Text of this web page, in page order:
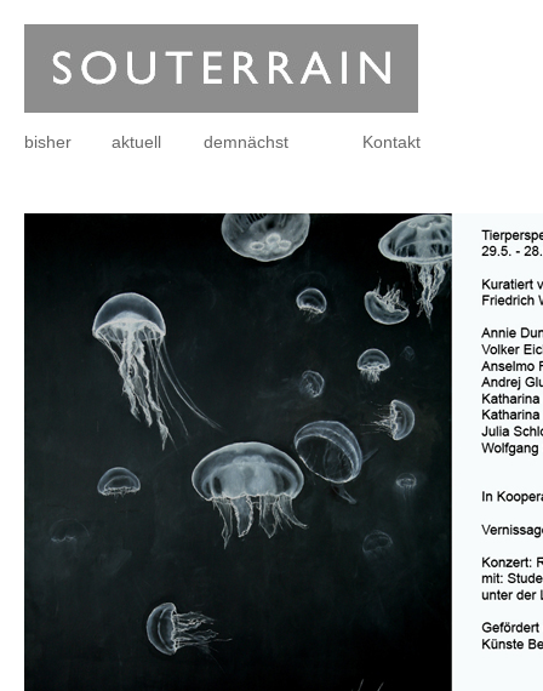
bisher aktuell demnächst Kontakt